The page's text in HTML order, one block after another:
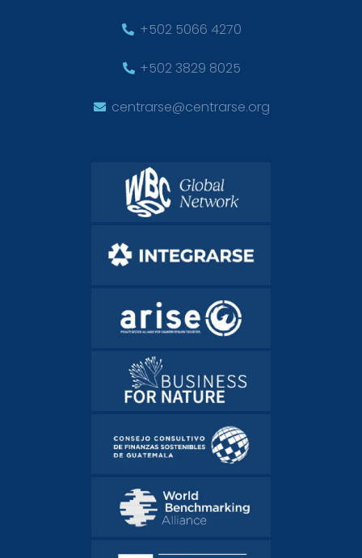
+502 5066 4270
+502 3829 8025
centrarse@centrarse.org